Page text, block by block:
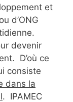
et
d’ONG
devenir
D’où ce
consiste
dans la
. IPAMEC